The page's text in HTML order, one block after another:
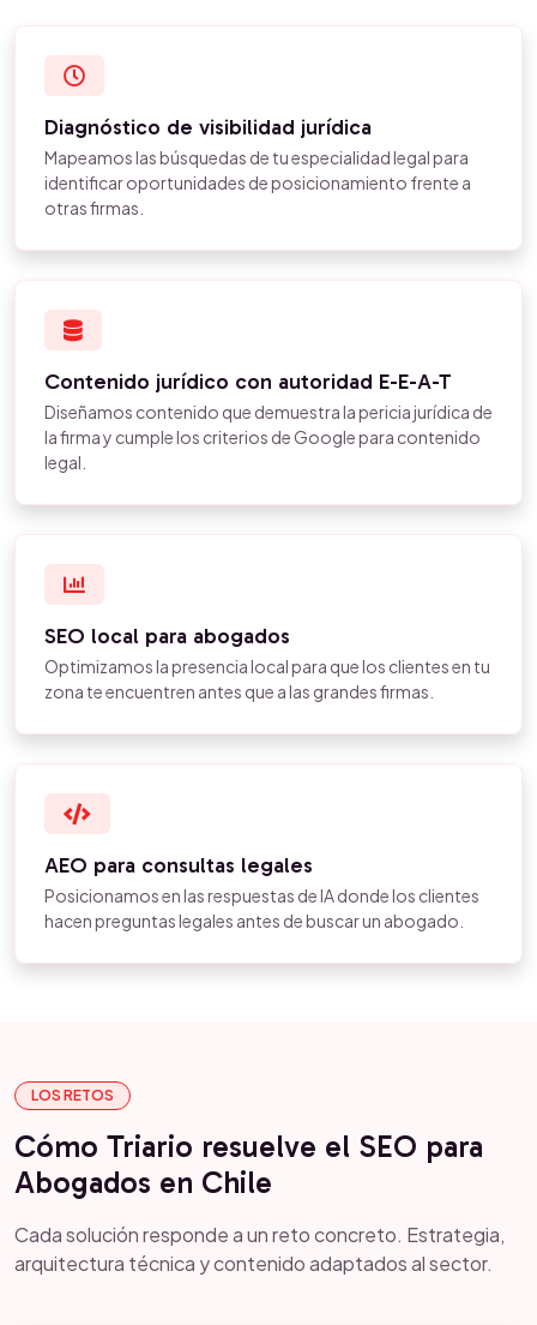
Diagnóstico de visibilidad jurídica
Mapeamos las búsquedas de tu especialidad legal para
identificar oportunidades de posicionamiento frente a
otras firmas.
Contenido jurídico con autoridad E-E-A-T
Diseñamos contenido que demuestra la pericia jurídica de
la firma y cumple los criterios de Google para contenido
legal.
SEO local para abogados
Optimizamos la presencia local para que los clientes en tu
zona te encuentren antes que a las grandes firmas.
AEO para consultas legales
Posicionamos en las respuestas de IA donde los clientes
hacen preguntas legales antes de buscar un abogado.
LOS RETOS
Cómo Triario resuelve el SEO para
Abogados en Chile
Cada solución responde a un reto concreto. Estrategia,
arquitectura técnica y contenido adaptados al sector.